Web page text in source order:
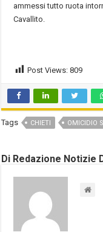
ammessi tutto ruota
Cavallito.
Post Views: 809
Tags CHIETI OMICIDIO
Di Redazione Notizie